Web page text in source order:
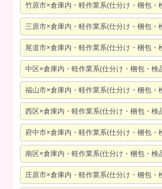
竹原市×倉庫内・軽作業系(仕分け・梱包・
三原市×倉庫内・軽作業系(仕分け・梱包・
尾道市×倉庫内・軽作業系(仕分け・梱包・
中区×倉庫内・軽作業系(仕分け・梱包・検
福山市×倉庫内・軽作業系(仕分け・梱包・
西区×倉庫内・軽作業系(仕分け・梱包・検
府中市×倉庫内・軽作業系(仕分け・梱包・
南区×倉庫内・軽作業系(仕分け・梱包・検
庄原市×倉庫内・軽作業系(仕分け・梱包・